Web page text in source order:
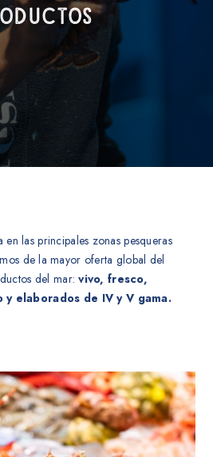
las principales zonas pesqueras
de la mayor oferta global del
del mar:vivo, fresco,
elaborados de IV y V gama.